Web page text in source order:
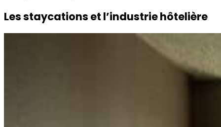
Les staycations et l’industrie hôtelière